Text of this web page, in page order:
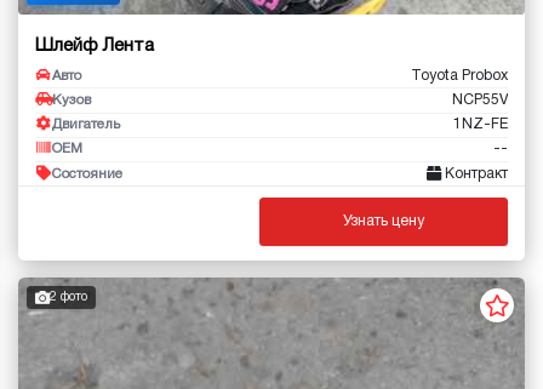
Шлейф Лента
Авто Toyota Probox
Кузов NCP55V
Двигатель 1NZ-FE
OEM --
Состояние Контракт
Узнать цену
2 фото